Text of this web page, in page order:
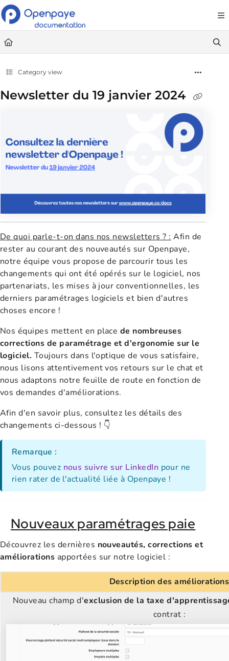
Documentation Index
Fetch the complete documentation index at: https://
Use this file to discover all available pages before exploring further.
Category view
Newsletter du 19 janvier 2024
De quoi parle-t-on dans nos newsletters ? : Afin de
rester au courant des nouveautés sur Openpaye,
notre équipe vous propose de parcourir tous les
changements qui ont été opérés sur le logiciel, nos
partenariats, les mises à jour conventionnelles, les
derniers paramétrages logiciels et bien d'autres
choses encore !
Nos équipes mettent en place de nombreuses
corrections de paramétrage et d'ergonomie sur le
logiciel. Toujours dans l'optique de vous satisfaire,
nous lisons attentivement vos retours sur le chat et
nous adaptons notre feuille de route en fonction de
vos demandes d'améliorations.
Afin d'en savoir plus, consultez les détails des
changements ci-dessous ! 👇
Remarque :
Vous pouvez nous suivre sur LinkedIn pour ne
rien rater de l'actualité liée à Openpaye !
Nouveaux paramétrages paie
Découvrez les dernières nouveautés, corrections et
améliorations apportées sur notre logiciel :
Description des améliorations
Nouveau champ d'exclusion de la taxe
contrat :